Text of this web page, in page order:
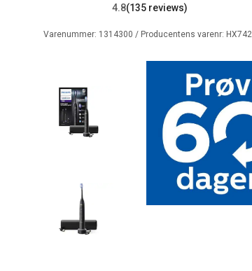
4.8(135 reviews)
Varenummer: 1314300 / Producentens varenr: